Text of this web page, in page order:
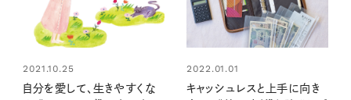
2021.10.25
自分を愛して、生きやすくな
2022.01.01
キャッシュレスと上手に向き